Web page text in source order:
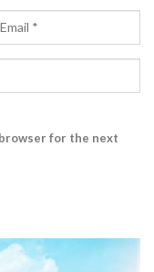
for the next